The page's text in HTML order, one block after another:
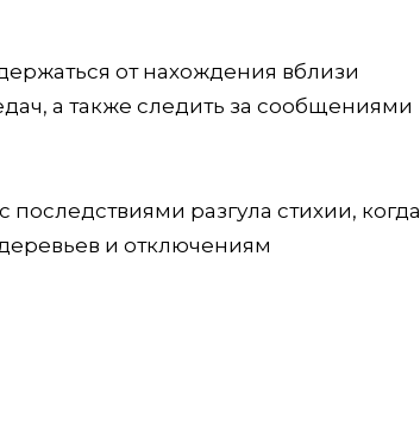
от нахождения вблизи
а также следить за сообщениями
разгула стихии, когда
и отключениям